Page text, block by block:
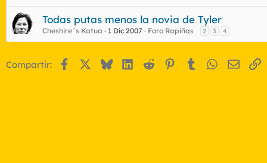
Todas putas menos la novia de Tyler
Cheshire´s Katua 1 Dic 2007 Foro Rapiñas 2 3 4
Compartir: FacebookBlueskyLinkedIn
Reddit Pinterest
Tumblr WhatsApp
Email